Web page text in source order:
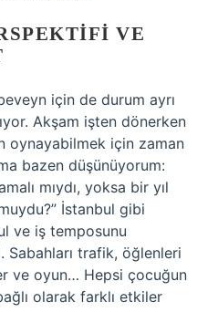
VE
için de durum ayrı
Akşam işten dönerken
oynayabilmek için zaman
bazen düşünüyorum:
mıydı, yoksa bir yıl
İstanbul gibi
ve iş temposunu
trafik, öğlenleri
ve oyun… Hepsi çocuğun
olarak farklı etkiler